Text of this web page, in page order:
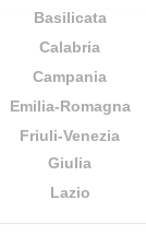
Basilicata
Calabria
Campania
Emilia-Romagna
Friuli-Venezia
Giulia
Lazio